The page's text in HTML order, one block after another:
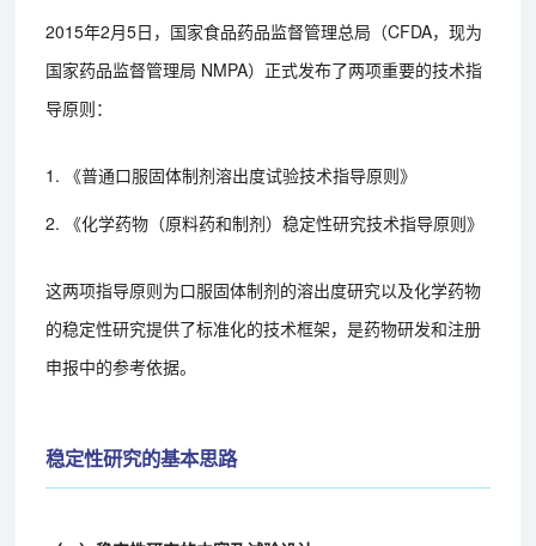
2015年2月5日，国家食品药品监督管理总局（CFDA，现为
国家药品监督管理局 NMPA）正式发布了两项重要的技术指
导原则：
1. 《普通口服固体制剂溶出度试验技术指导原则》
2. 《化学药物（原料药和制剂）稳定性研究技术指导原则》
这两项指导原则为口服固体制剂的溶出度研究以及化学药物
的稳定性研究提供了标准化的技术框架，是药物研发和注册
申报中的参考依据。
稳定性研究的基本思路